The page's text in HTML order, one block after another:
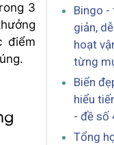
3
điểm
Bingo
giản,
hoạt
từng
Biển
hiểu
- đề số
Tổng